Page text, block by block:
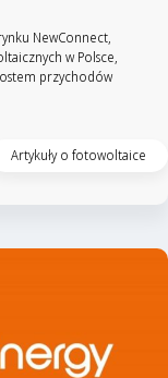
NewConnect,
w Polsce,
przychodów
Artykuły o fotowoltaice